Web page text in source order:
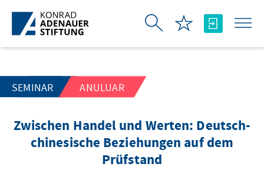
Skip to Main Content
SEMINAR ANULUAR
Zwischen Handel und Werten: Deutsch-
chinesische Beziehungen auf dem
Prüfstand